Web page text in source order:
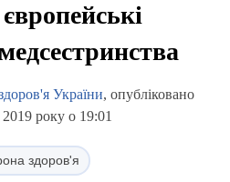
України, опубліковано
року о 19:01
здоров'я